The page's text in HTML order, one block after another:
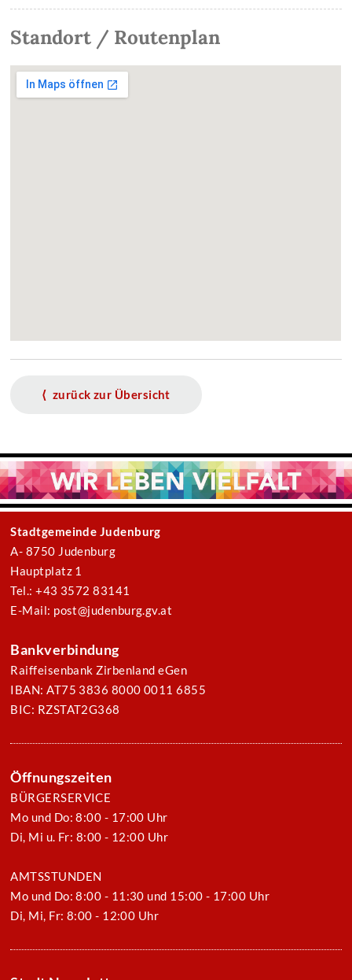
Standort / Routenplan
⟨ zurück zur Übersicht
Stadtgemeinde Judenburg
A- 8750 Judenburg
Hauptplatz 1
Tel.: +43 3572 83141
E-Mail: post@judenburg.gv.at
Bankverbindung
Raiffeisenbank Zirbenland eGen
IBAN: AT75 3836 8000 0011 6855
BIC: RZSTAT2G368
Öffnungszeiten
BÜRGERSERVICE
Mo und Do: 8:00 - 17:00 Uhr
Di, Mi u. Fr: 8:00 - 12:00 Uhr
AMTSSTUNDEN
Mo und Do: 8:00 - 11:30 und 15:00 - 17:00 Uhr
Di, Mi, Fr: 8:00 - 12:00 Uhr